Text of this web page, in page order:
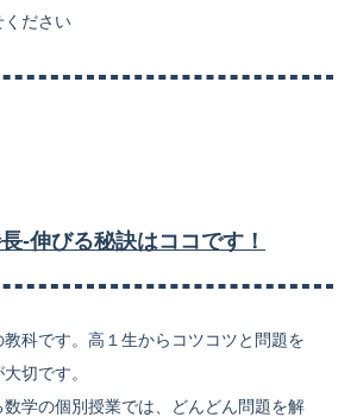
ください
-伸びる秘訣はココです！
科です。高１生からコツコツと問題を
切です。
学の個別授業では、どんどん問題を解